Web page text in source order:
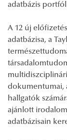
adatbázis
A 12 új
adatbázisa, a
dokumentumai,
hallgatók
ajánlott
adatbázisain